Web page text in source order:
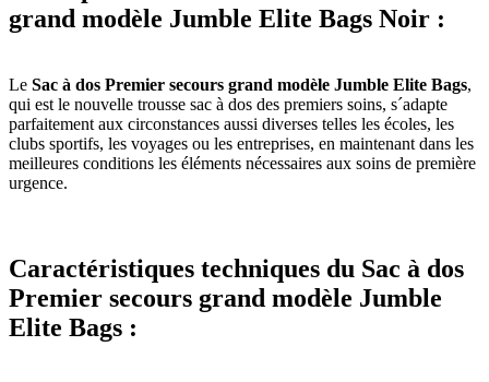
grand modèle Jumble Elite Bags Noir :
Le Sac à dos Premier secours grand modèle Jumble Elite Bags,
qui est le nouvelle trousse sac à dos des premiers soins, s´adapte
parfaitement aux circonstances aussi diverses telles les écoles, les
clubs sportifs, les voyages ou les entreprises, en maintenant dans les
meilleures conditions les éléments nécessaires aux soins de première
urgence.
Caractéristiques techniques du Sac à dos
Premier secours grand modèle Jumble
Elite Bags :